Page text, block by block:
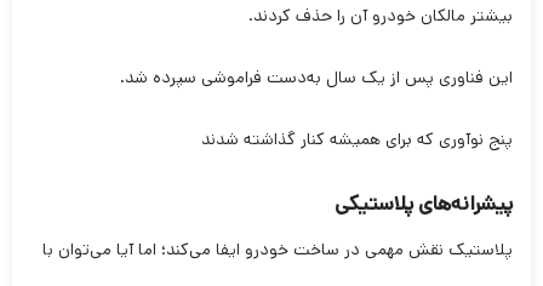
بیشتر مالکان خودرو آن را حذف کردند.
این فناوری پس از یک سال به‌دست فراموشی سپرده شد.
پنج نوآوری که برای همیشه کنار گذاشته شدند
پیشرانه‌های پلاستیکی
پلاستیک نقش مهمی در ساخت خودرو ایفا می‌کند؛ اما آیا می‌توان با